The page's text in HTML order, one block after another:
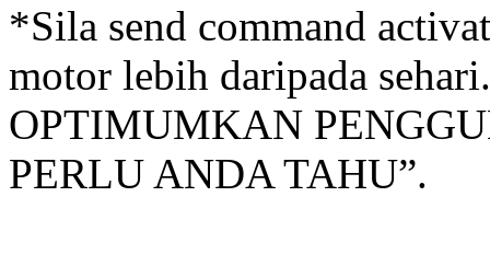
*Sila send command
motor lebih daripada
OPTIMUMKAN
PERLU ANDA TAHU”.